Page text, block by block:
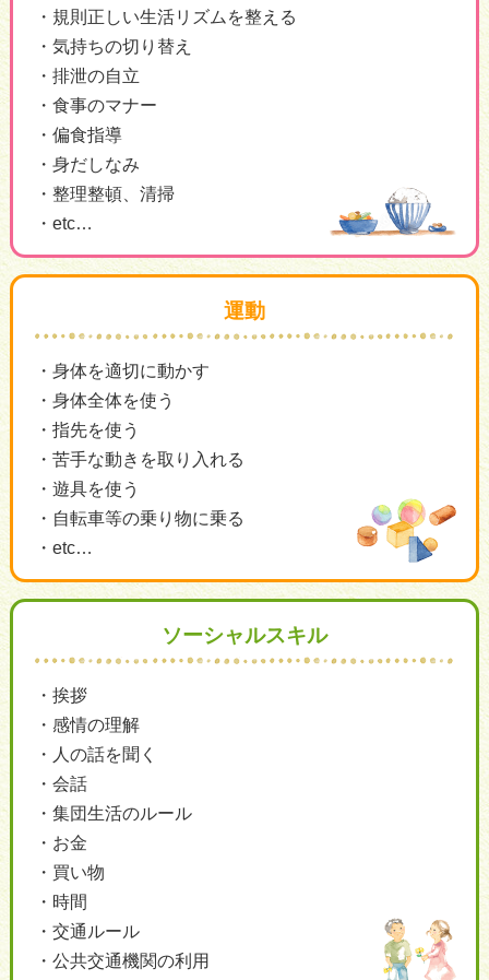
規則正しい生活リズムを整える
気持ちの切り替え
排泄の自立
食事のマナー
偏食指導
身だしなみ
整理整頓、清掃
etc…
運動
身体を適切に動かす
身体全体を使う
指先を使う
苦手な動きを取り入れる
遊具を使う
自転車等の乗り物に乗る
etc…
ソーシャルスキル
挨拶
感情の理解
人の話を聞く
会話
集団生活のルール
お金
買い物
時間
交通ルール
公共交通機関の利用